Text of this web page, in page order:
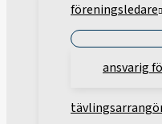
föreningsledare
ansvarig